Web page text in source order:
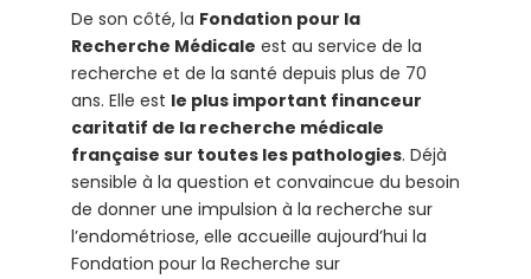
De son côté, la Fondation pour la
Recherche Médicale est au service de la
recherche et de la santé depuis plus de 70
ans. Elle est le plus important financeur
caritatif de la recherche médicale
française sur toutes les pathologies. Déjà
sensible à la question et convaincue du besoin
de donner une impulsion à la recherche sur
l’endométriose, elle accueille aujourd’hui la
Fondation pour la Recherche sur